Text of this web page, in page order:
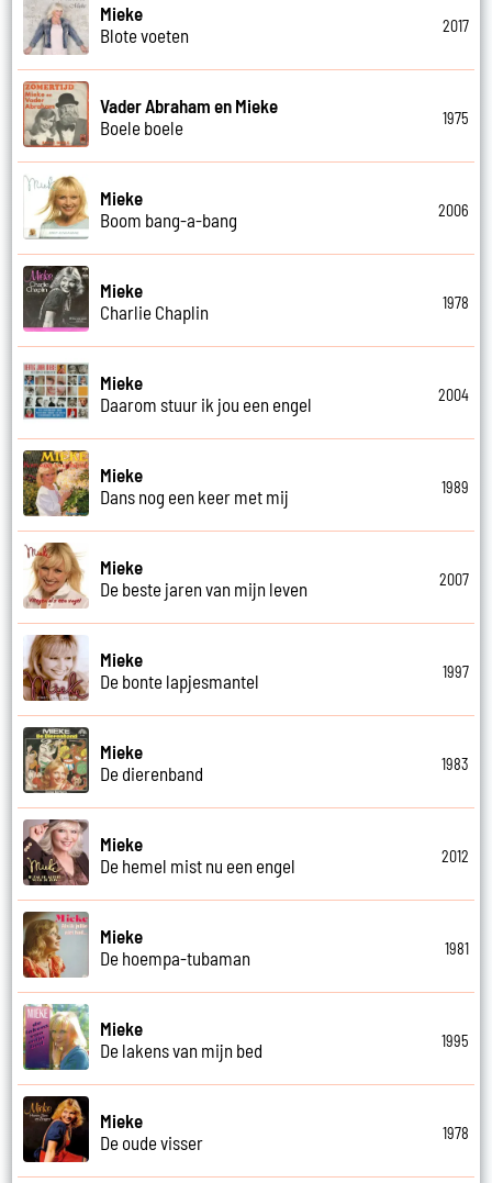
Mieke
Blote voeten
2017
Vader Abraham en Mieke
Boele boele
1975
Mieke
Boom bang-a-bang
2006
Mieke
Charlie Chaplin
1978
Mieke
Daarom stuur ik jou een engel
2004
Mieke
Dans nog een keer met mij
1989
Mieke
De beste jaren van mijn leven
2007
Mieke
De bonte lapjesmantel
1997
Mieke
De dierenband
1983
Mieke
De hemel mist nu een engel
2012
Mieke
De hoempa-tubaman
1981
Mieke
De lakens van mijn bed
1995
Mieke
De oude visser
1978